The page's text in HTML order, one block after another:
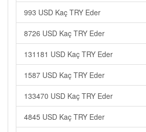
993 USD Kaç TRY Eder
8726 USD Kaç TRY Eder
131181 USD Kaç TRY Eder
1587 USD Kaç TRY Eder
133470 USD Kaç TRY Eder
4845 USD Kaç TRY Eder